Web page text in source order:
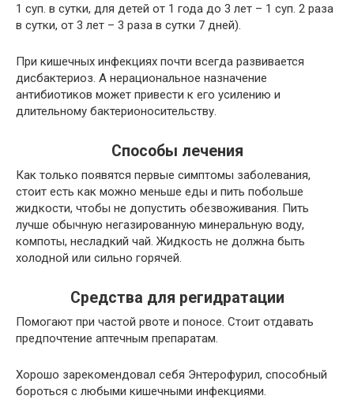
1 суп. в сутки, для детей от 1 года до 3 лет – 1 суп. 2 раза
в сутки, от 3 лет – 3 раза в сутки 7 дней).
При кишечных инфекциях почти всегда развивается
дисбактериоз. А нерациональное назначение
антибиотиков может привести к его усилению и
длительному бактерионосительству.
Способы лечения
Как только появятся первые симптомы заболевания,
стоит есть как можно меньше еды и пить побольше
жидкости, чтобы не допустить обезвоживания. Пить
лучше обычную негазированную минеральную воду,
компоты, несладкий чай. Жидкость не должна быть
холодной или сильно горячей.
Средства для регидратации
Помогают при частой рвоте и поносе. Стоит отдавать
предпочтение аптечным препаратам.
Хорошо зарекомендовал себя Энтерофурил, способный
бороться с любыми кишечными инфекциями.